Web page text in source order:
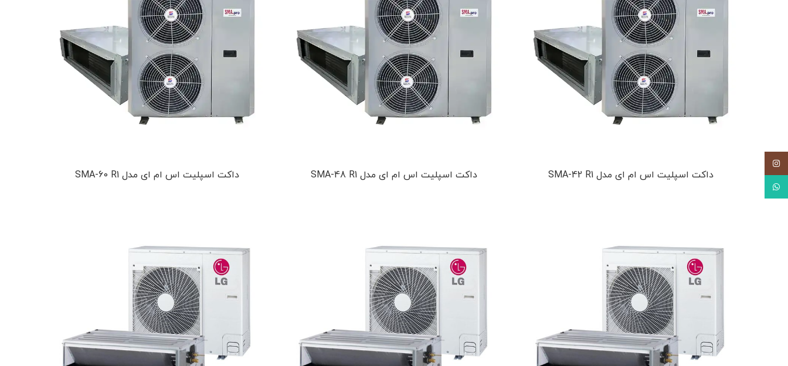
داکت اسپلیت اس ام ای مدل SMA-42 R1 داکت اسپلیت اس ام ای مدل SMA-48 R1 داکت اسپلیت اس ام ای مدل SMA-60 R1